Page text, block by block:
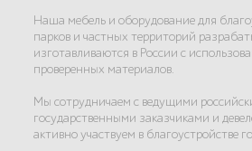
Наша мебель и оборудование для
парков и частных территорий
изготавливаются в России с
проверенных материалов.
Мы сотрудничаем с ведущими
государственными заказчиками и
активно участвуем в благоустройстве